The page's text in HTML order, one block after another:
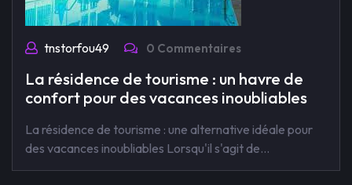
tnstorfou49 0 Commentaires
La résidence de tourisme : un havre de
confort pour des vacances inoubliables
La résidence de tourisme : une alternative idéale pour
des vacances inoubliables Lorsqu'il s'agit de…